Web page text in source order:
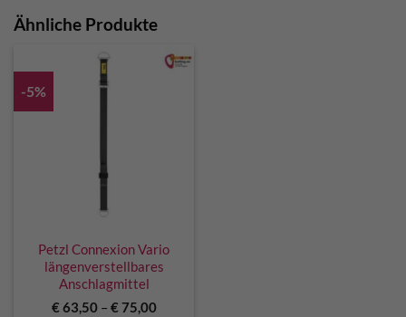
Ähnliche Produkte
-5%
Petzl Connexion Vario
längenverstellbares
Anschlagmittel
€63,50– €75,00